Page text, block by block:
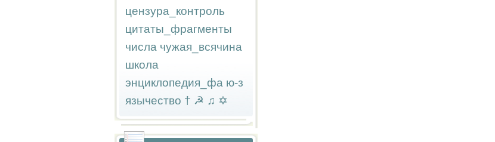
цензура_контроль
цитаты_фрагменты
числа чужая_всячина
школа
энциклопедия_фа ю-з
язычество † ☭ ♫ ✡